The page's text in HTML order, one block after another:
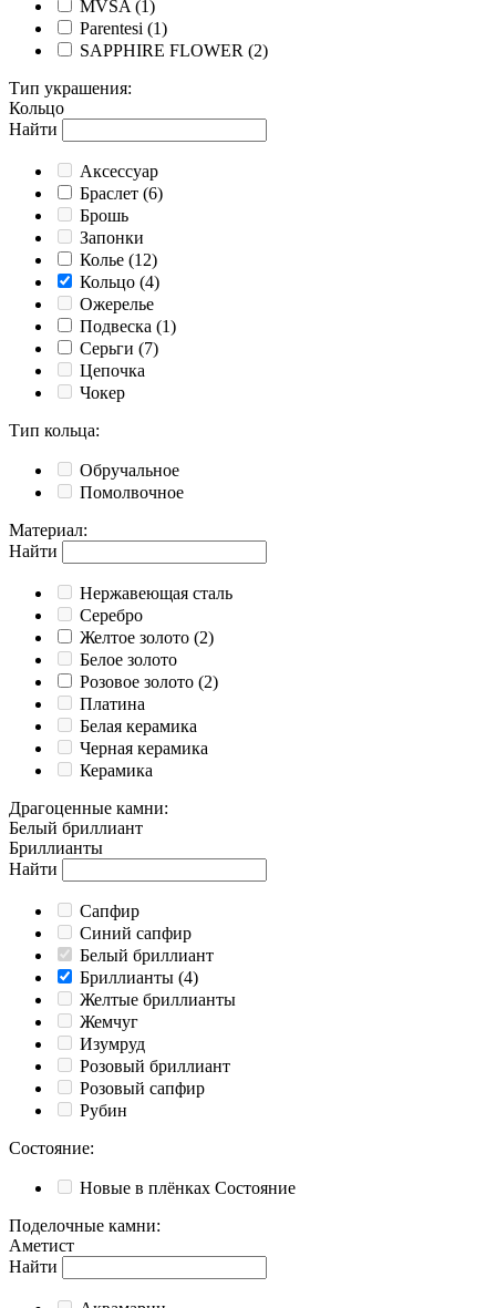
MVSA (1)
Parentesi (1)
SAPPHIRE FLOWER (2)
Тип украшения:
Кольцо
Найти
Аксессуар
Браслет (6)
Брошь
Запонки
Колье (12)
Кольцо (4)
Ожерелье
Подвеска (1)
Серьги (7)
Цепочка
Чокер
Тип кольца:
Обручальное
Помолвочное
Материал:
Найти
Нержавеющая сталь
Серебро
Желтое золото (2)
Белое золото
Розовое золото (2)
Платина
Белая керамика
Черная керамика
Керамика
Драгоценные камни:
Белый бриллиант
Бриллианты
Найти
Cапфир
Cиний сапфир
Белый бриллиант
Бриллианты (4)
Желтые бриллианты
Жемчуг
Изумруд
Розовый бриллиант
Розовый сапфир
Рубин
Состояние:
Новые в плёнках Состояние
Поделочные камни:
Аметист
Найти